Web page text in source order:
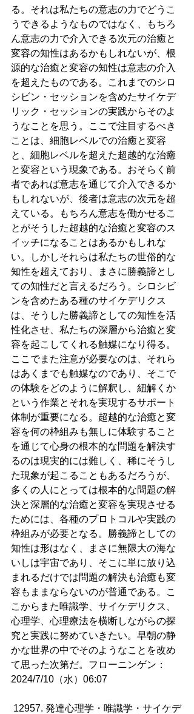
る。それは私たちの意志の力でどうこ
うできるようなものではなく、もちろ
ん意志の力で介入できる次元の治癒と
変容の知性はあるかもしれないが、根
源的な治癒と変容の知性は意志の介入
を超えたものである。これまでのシロ
シビン・セッションを含めたサイケデ
リック・セッションの実践からそのよ
うなことを思う。ここで注目するべき
ことは、細胞レベルでの治癒と変容
と、細胞レベルを超えた超越的な治癒
と変容という現象である。おそらく前
者であれば意志を通じて介入できるか
もしれないが、後者は意志の次元を超
えている。もちろん意志を働かせるこ
とがそうした超越的な治癒と変容のス
イッチになることはあるかもしれな
い。しかしそれらは私たちの世俗的な
知性を超えており、まさに勝義諦とし
ての知性だと言えるだろう。シロシビ
ンを含めたある種のサイケデリクス
は、そうした勝義諦としての知性を活
性化させ、私たちの深層から治癒と変
容を起こしてくれる触媒になり得る。
ここでまた注意が必要なのは、それら
はあくまでも触媒なのであり、そこで
の体験をどのように解釈し、紐解くか
という作業とそれを実現するサポート
体制が重要になる。超越的な治癒と変
容を何の枠組みも無しに体験すること
を通じて心身の根本的な問題を解決す
るのは現実的には難しく、稀にそうし
た現象が起こることもあるだろうが、
多くの人にとっては根本的な問題の解
決と深層的な治癒と変容を実現させる
ためには、各種のプロトコルや実践の
枠組みが必要となる。勝義諦としての
知性は形はなく、まさに無限大の海な
いしは宇宙であり、そこに単に放り込
まれるだけでは問題の解決も治癒も変
容もままならないのが普通である。こ
こからまた唯識学、サイケデリクス、
心理学、心理療法を横断しながらの探
究と実践に努めていきたい。早朝の静
かな世界の中でそのようなことを改め
て思った次第だ。フローニンゲン：
2024/7/10（水）06:07
12957. 発達心理学・唯識学・サイケデ